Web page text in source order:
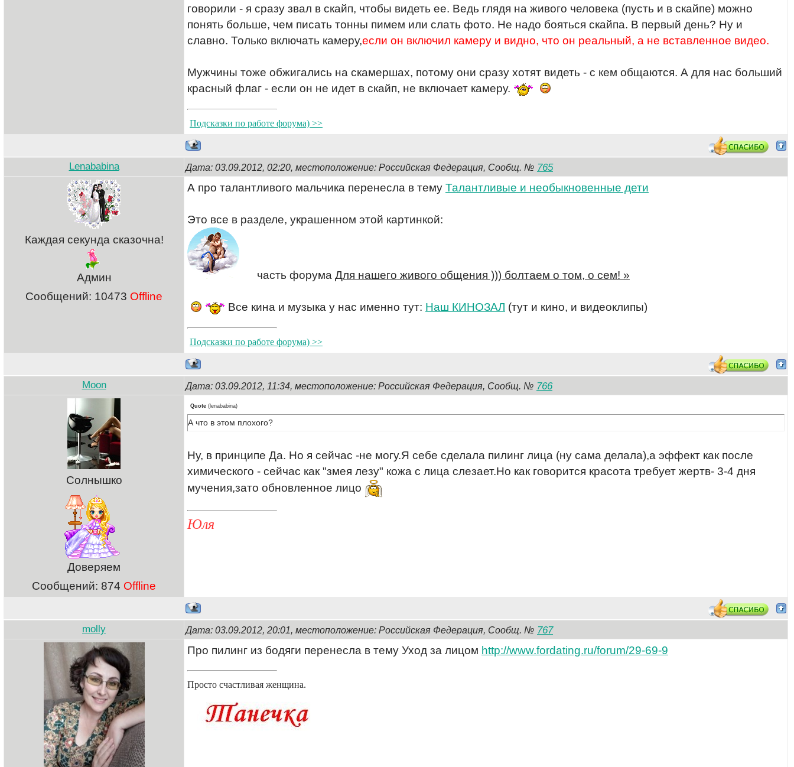
говорили - я сразу звал в скайп, чтобы видеть ее. Ведь глядя на живого человека (пусть и в скайпе) можно
понять больше, чем писать тонны пимем или слать фото. Не надо бояться скайпа. В первый день? Ну и
славно. Только включать камеру,если он включил камеру и видно, что он реальный, а не вставленное видео.
Мужчины тоже обжигались на скамершах, потому они сразу хотят видеть - с кем общаются. А для нас больший
красный флаг - если он не идет в скайп, не включает камеру.
Подсказки по работе форума) >>
Lenababina Дата: 03.09.2012, 02:20, местоположение: Российская Федерация, Сообщ. № 765
Каждая секунда сказочна!
Админ
Сообщений: 10473 Offline
А про талантливого мальчика перенесла в тему Талантливые и необыкновенные дети
Это все в разделе, украшенном этой картинкой:
часть форума Для нашего живого общения ))) болтаем о том, о сем! »
Все кина и музыка у нас именно тут: Наш КИНОЗАЛ (тут и кино, и видеоклипы)
Подсказки по работе форума) >>
Moon Дата: 03.09.2012, 11:34, местоположение: Российская Федерация, Сообщ. № 766
Солнышко
Доверяем
Сообщений: 874 Offline
Quote ( lenababina)
А что в этом плохого?
Ну, в принципе Да. Но я сейчас -не могу.Я себе сделала пилинг лица (ну сама делала),а эффект как после
химического - сейчас как "змея лезу" кожа с лица слезает.Но как говорится красота требует жертв- 3-4 дня
мучения,зато обновленное лицо
Юля
molly Дата: 03.09.2012, 20:01, местоположение: Российская Федерация, Сообщ. № 767
Про пилинг из бодяги перенесла в тему Уход за лицом http://www.fordating.ru/forum/29-69-9
Просто счастливая женщина.